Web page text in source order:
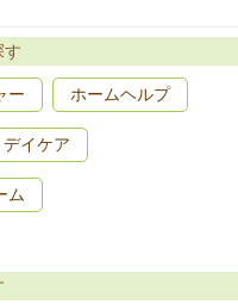
す
ー ホームヘルプ
デイケア
ム